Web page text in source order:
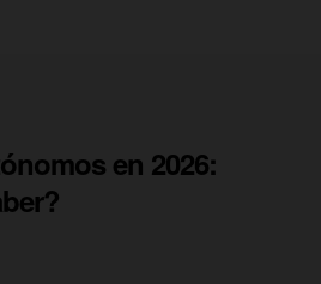
en 2026: